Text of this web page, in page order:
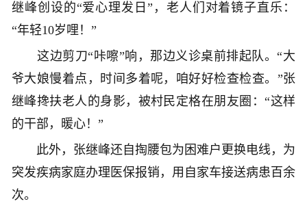
继峰创设的“爱心理发日”，老人们对着镜子直乐：
“年轻10岁哩！”
这边剪刀“咔嚓”响，那边义诊桌前排起队。“大
爷大娘慢着点，时间多着呢，咱好好检查检查。”张
继峰搀扶老人的身影，被村民定格在朋友圈：“这样
的干部，暖心！”
此外，张继峰还自掏腰包为困难户更换电线，为
突发疾病家庭办理医保报销，用自家车接送病患百余
次。